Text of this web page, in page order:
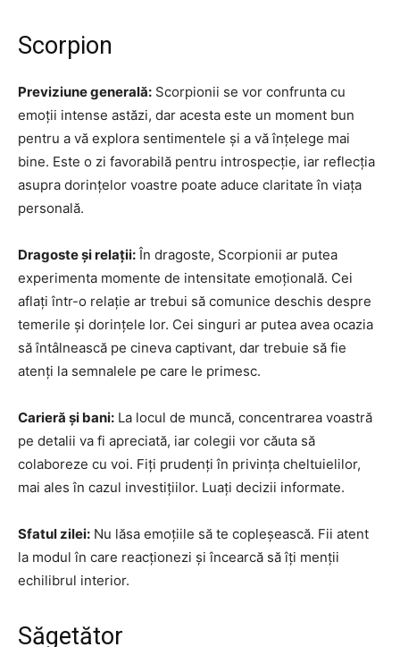
Scorpion
Previziune generală: Scorpionii se vor confrunta cu
emoții intense astăzi, dar acesta este un moment bun
pentru a vă explora sentimentele și a vă înțelege mai
bine. Este o zi favorabilă pentru introspecție, iar reflecția
asupra dorințelor voastre poate aduce claritate în viața
personală.
Dragoste și relații: În dragoste, Scorpionii ar putea
experimenta momente de intensitate emoțională. Cei
aflați într-o relație ar trebui să comunice deschis despre
temerile și dorințele lor. Cei singuri ar putea avea ocazia
să întâlnească pe cineva captivant, dar trebuie să fie
atenți la semnalele pe care le primesc.
Carieră și bani: La locul de muncă, concentrarea voastră
pe detalii va fi apreciată, iar colegii vor căuta să
colaboreze cu voi. Fiți prudenți în privința cheltuielilor,
mai ales în cazul investițiilor. Luați decizii informate.
Sfatul zilei: Nu lăsa emoțiile să te copleșească. Fii atent
la modul în care reacționezi și încearcă să îți menții
echilibrul interior.
Săgetător